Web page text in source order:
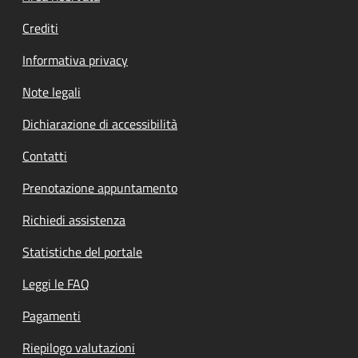
Crediti
Informativa privacy
Note legali
Dichiarazione di accessibilità
Contatti
Prenotazione appuntamento
Richiedi assistenza
Statistiche del portale
Leggi le FAQ
Pagamenti
Riepilogo valutazioni